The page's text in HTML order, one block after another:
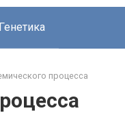
Генетика
процесса